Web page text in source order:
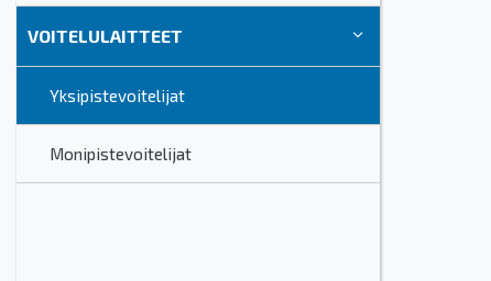
VOITELULAITTEET
Yksipistevoitelijat
Monipistevoitelijat